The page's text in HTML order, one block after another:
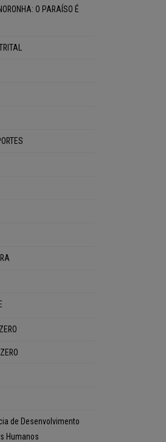
O PARAÍSO É
de Desenvolvimento
Humanos